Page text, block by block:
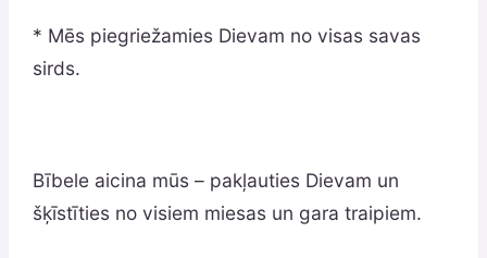
* Mēs piegriežamies Dievam no visas savas
sirds.
Bībele aicina mūs – pakļauties Dievam un
šķīstīties no visiem miesas un gara traipiem.